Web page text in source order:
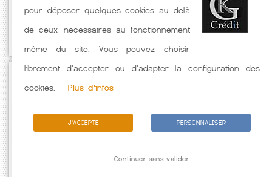
hors assurance. Taux crédit immobilier indicatif fonction des
caractéristiques de l'emprunteur.
pour déposer quelques cookies au delà
de ceux nécessaires au fonctionnement
même du site. Vous pouvez choisir
librement d'accepter ou d'adapter la configuration des
cookies.
Plus d'infos
J'ACCEPTE PERSONNALISER
Continuer sans valider